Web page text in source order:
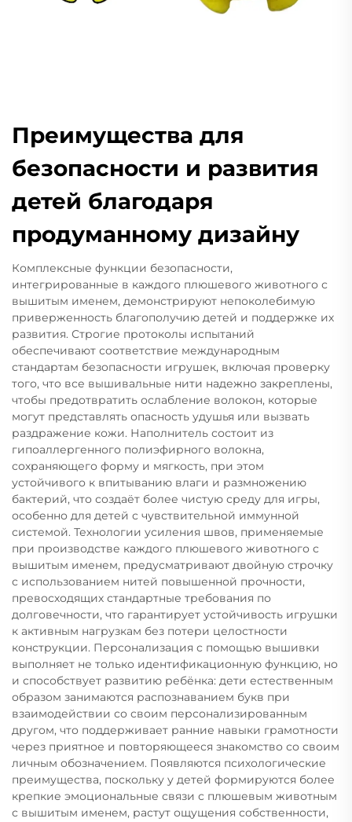
Преимущества для
безопасности и развития
детей благодаря
продуманному дизайну
Комплексные функции безопасности,
интегрированные в каждого плюшевого животного с
вышитым именем, демонстрируют непоколебимую
приверженность благополучию детей и поддержке их
развития. Строгие протоколы испытаний
обеспечивают соответствие международным
стандартам безопасности игрушек, включая проверку
того, что все вышивальные нити надежно закреплены,
чтобы предотвратить ослабление волокон, которые
могут представлять опасность удушья или вызвать
раздражение кожи. Наполнитель состоит из
гипоаллергенного полиэфирного волокна,
сохраняющего форму и мягкость, при этом
устойчивого к впитыванию влаги и размножению
бактерий, что создаёт более чистую среду для игры,
особенно для детей с чувствительной иммунной
системой. Технологии усиления швов, применяемые
при производстве каждого плюшевого животного с
вышитым именем, предусматривают двойную строчку
с использованием нитей повышенной прочности,
превосходящих стандартные требования по
долговечности, что гарантирует устойчивость игрушки
к активным нагрузкам без потери целостности
конструкции. Персонализация с помощью вышивки
выполняет не только идентификационную функцию, но
и способствует развитию ребёнка: дети естественным
образом занимаются распознаванием букв при
взаимодействии со своим персонализированным
другом, что поддерживает ранние навыки грамотности
через приятное и повторяющееся знакомство со своим
личным обозначением. Появляются психологические
преимущества, поскольку у детей формируются более
крепкие эмоциональные связи с плюшевым животным
с вышитым именем, растут ощущения собственности,